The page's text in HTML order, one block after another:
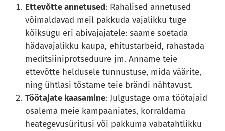
Ettevõtte annetused: Rahalised annetused
võimaldavad meil pakkuda vajalikku tuge
kõiksugu eri abivajajatele: saame soetada
hädavajalikku kaupa, ehitustarbeid, rahastada
meditsiiniprotseduure jm. Anname teie
ettevõtte heldusele tunnustuse, mida väärite,
ning ühtlasi tõstame teie brändi nähtavust.
Töötajate kaasamine: Julgustage oma töötajaid
osalema meie kampaaniates, korraldama
heategevusüritusi või pakkuma vabatahtlikku